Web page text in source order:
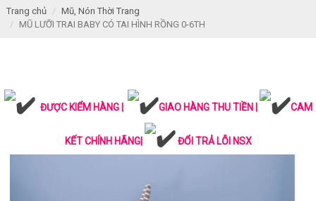
Trang chủ
Mũ, Nón Thời Trang
MŨ LƯỠI TRAI BABY CÓ TAI HÌNH RỒNG 0-6TH
ĐƯỢC KIỂM HÀNG | GIAO HÀNG THU TIỀN | CAM
KẾT CHÍNH HÃNG| ĐỔI TRẢ LỖI NSX